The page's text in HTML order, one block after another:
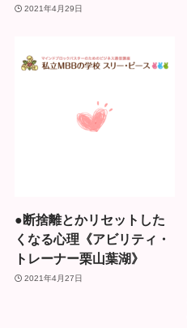
2021年4月29日
●断捨離とかリセットした
くなる心理《アビリティ・
トレーナー栗山葉湖》
2021年4月27日